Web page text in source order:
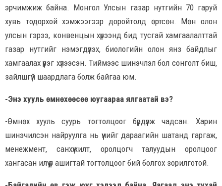
эрчимжиж байна. Монгол Улсын газар нутгийн 70 гаруй
хувь тодорхой хэмжээгээр доройтолд өртсөн. Мөн олон
улсын гэрээ, конвенцын хүрээнд бид тусгай хамгаалалттай
газар нутгийг нэмэгдүүлэх, биологийн олон янз байдлыг
хамгаалах үүрэг хүлээсэн. Тиймээс шинэчлэл бол сонголт биш,
зайлшгүй шаардлага болж байгаа юм.
-Энэ хууль өмнөхөөсөө юугаараа ялгаатай вэ?
-Өмнөх хууль суурь тогтолцоог бүрдүүлж чадсан. Харин
шинэчилсэн найруулга нь үүнийг дараагийн шатанд гаргаж,
менежмент, санхүүжилт, оролцогч талуудын оролцоог
хангасан илүү үр ашигтай тогтолцоог бий болгох зорилготой.